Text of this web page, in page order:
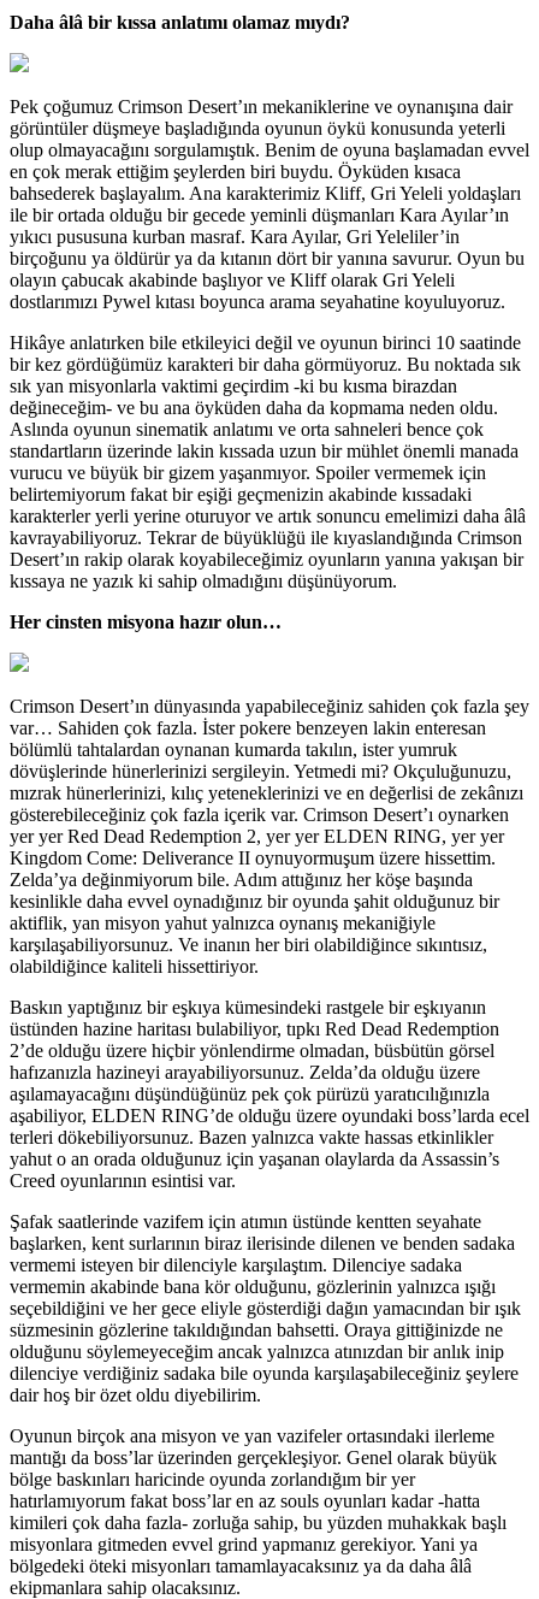
Daha âlâ bir kıssa anlatımı olamaz mıydı?
Pek çoğumuz Crimson Desert’ın mekaniklerine ve oynanışına dair
görüntüler düşmeye başladığında oyunun öykü konusunda yeterli
olup olmayacağını sorgulamıştık. Benim de oyuna başlamadan evvel
en çok merak ettiğim şeylerden biri buydu. Öyküden kısaca
bahsederek başlayalım. Ana karakterimiz Kliff, Gri Yeleli yoldaşları
ile bir ortada olduğu bir gecede yeminli düşmanları Kara Ayılar’ın
yıkıcı pususuna kurban masraf. Kara Ayılar, Gri Yeleliler’in
birçoğunu ya öldürür ya da kıtanın dört bir yanına savurur. Oyun bu
olayın çabucak akabinde başlıyor ve Kliff olarak Gri Yeleli
dostlarımızı Pywel kıtası boyunca arama seyahatine koyuluyoruz.
Hikâye anlatırken bile etkileyici değil ve oyunun birinci 10 saatinde
bir kez gördüğümüz karakteri bir daha görmüyoruz. Bu noktada sık
sık yan misyonlarla vaktimi geçirdim -ki bu kısma birazdan
değineceğim- ve bu ana öyküden daha da kopmama neden oldu.
Aslında oyunun sinematik anlatımı ve orta sahneleri bence çok
standartların üzerinde lakin kıssada uzun bir mühlet önemli manada
vurucu ve büyük bir gizem yaşanmıyor. Spoiler vermemek için
belirtemiyorum fakat bir eşiği geçmenizin akabinde kıssadaki
karakterler yerli yerine oturuyor ve artık sonuncu emelimizi daha âlâ
kavrayabiliyoruz. Tekrar de büyüklüğü ile kıyaslandığında Crimson
Desert’ın rakip olarak koyabileceğimiz oyunların yanına yakışan bir
kıssaya ne yazık ki sahip olmadığını düşünüyorum.
Her cinsten misyona hazır olun…
Crimson Desert’ın dünyasında yapabileceğiniz sahiden çok fazla şey
var… Sahiden çok fazla. İster pokere benzeyen lakin enteresan
bölümlü tahtalardan oynanan kumarda takılın, ister yumruk
dövüşlerinde hünerlerinizi sergileyin. Yetmedi mi? Okçuluğunuzu,
mızrak hünerlerinizi, kılıç yeteneklerinizi ve en değerlisi de zekânızı
gösterebileceğiniz çok fazla içerik var. Crimson Desert’ı oynarken
yer yer Red Dead Redemption 2, yer yer ELDEN RING, yer yer
Kingdom Come: Deliverance II oynuyormuşum üzere hissettim.
Zelda’ya değinmiyorum bile. Adım attığınız her köşe başında
kesinlikle daha evvel oynadığınız bir oyunda şahit olduğunuz bir
aktiflik, yan misyon yahut yalnızca oynanış mekaniğiyle
karşılaşabiliyorsunuz. Ve inanın her biri olabildiğince sıkıntısız,
olabildiğince kaliteli hissettiriyor.
Baskın yaptığınız bir eşkıya kümesindeki rastgele bir eşkıyanın
üstünden hazine haritası bulabiliyor, tıpkı Red Dead Redemption
2’de olduğu üzere hiçbir yönlendirme olmadan, büsbütün görsel
hafızanızla hazineyi arayabiliyorsunuz. Zelda’da olduğu üzere
aşılamayacağını düşündüğünüz pek çok pürüzü yaratıcılığınızla
aşabiliyor, ELDEN RING’de olduğu üzere oyundaki boss’larda ecel
terleri dökebiliyorsunuz. Bazen yalnızca vakte hassas etkinlikler
yahut o an orada olduğunuz için yaşanan olaylarda da Assassin’s
Creed oyunlarının esintisi var.
Şafak saatlerinde vazifem için atımın üstünde kentten seyahate
başlarken, kent surlarının biraz ilerisinde dilenen ve benden sadaka
vermemi isteyen bir dilenciyle karşılaştım. Dilenciye sadaka
vermemin akabinde bana kör olduğunu, gözlerinin yalnızca ışığı
seçebildiğini ve her gece eliyle gösterdiği dağın yamacından bir ışık
süzmesinin gözlerine takıldığından bahsetti. Oraya gittiğinizde ne
olduğunu söylemeyeceğim ancak yalnızca atınızdan bir anlık inip
dilenciye verdiğiniz sadaka bile oyunda karşılaşabileceğiniz şeylere
dair hoş bir özet oldu diyebilirim.
Oyunun birçok ana misyon ve yan vazifeler ortasındaki ilerleme
mantığı da boss’lar üzerinden gerçekleşiyor. Genel olarak büyük
bölge baskınları haricinde oyunda zorlandığım bir yer
hatırlamıyorum fakat boss’lar en az souls oyunları kadar -hatta
kimileri çok daha fazla- zorluğa sahip, bu yüzden muhakkak başlı
misyonlara gitmeden evvel grind yapmanız gerekiyor. Yani ya
bölgedeki öteki misyonları tamamlayacaksınız ya da daha âlâ
ekipmanlara sahip olacaksınız.